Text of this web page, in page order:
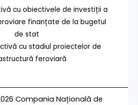
cu obiectivele de investiții a
finanțate de la bugetul
de stat
cu stadiul proiectelor de
feroviară
Compania Națională de